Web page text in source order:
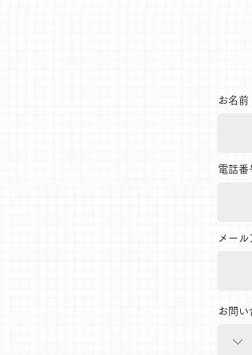
お名前
電話番
メール
お問い